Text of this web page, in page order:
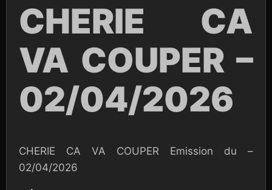
CHERIE CA
VA COUPER –
02/04/2026
CHERIE CA VA COUPER Emission du –
02/04/2026